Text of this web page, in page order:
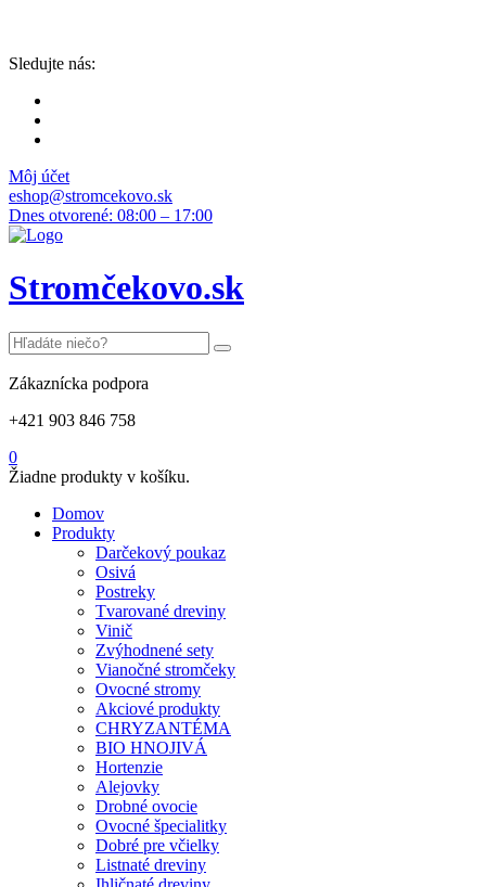
Sledujte nás:
Môj účet
eshop@stromcekovo.sk
Dnes otvorené: 08:00 – 17:00
Stromčekovo.sk
Zákaznícka podpora
+421 903 846 758
0
Žiadne produkty v košíku.
Domov
Produkty
Darčekový poukaz
Osivá
Postreky
Tvarované dreviny
Vinič
Zvýhodnené sety
Vianočné stromčeky
Ovocné stromy
Akciové produkty
CHRYZANTÉMA
BIO HNOJIVÁ
Hortenzie
Alejovky
Drobné ovocie
Ovocné špecialitky
Dobré pre včielky
Listnaté dreviny